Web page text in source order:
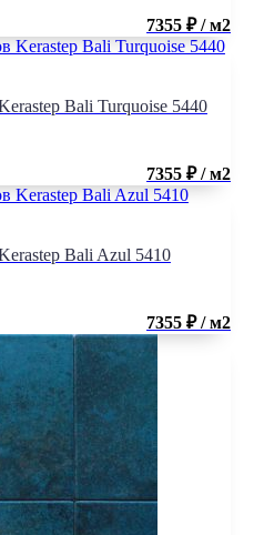
7355 ₽ / м2
Bali Turquoise 5440
7355 ₽ / м2
Bali Azul 5410
7355 ₽ / м2